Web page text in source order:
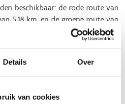
Details Over
van cookies
beschikbaar: de rode route van
5,18 km, en de groene route van
en onderhouden, wat zorgt
loopervaring. Naast lopen kun
buitenactiviteiten ondernemen in
en te genieten van de rust en